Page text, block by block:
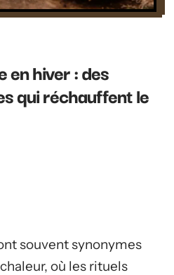
hiver : des
qui réchauffent le
souvent synonymes
où les rituels